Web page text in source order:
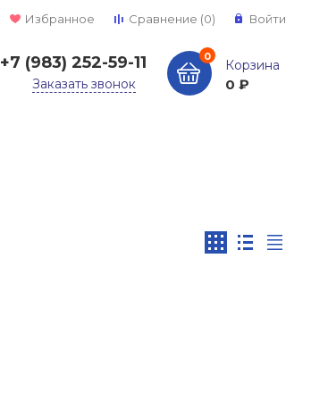
Избранное Сравнение (0) Войти
+7 (983) 252-59-11
Заказать звонок
0
Корзина
0 ₽